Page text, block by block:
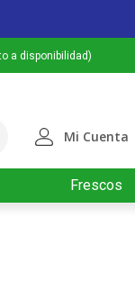
a disponibilidad)
Mi Cuenta
Frescos